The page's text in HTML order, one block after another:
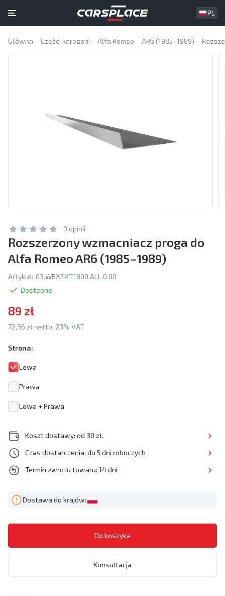
PL
Główna Części karoserii Alfa Romeo AR6 (1985–1989)
0 opinii
Rozszerzony wzmacniacz proga do
Alfa Romeo AR6 (1985–1989)
Artykuł: 03.WBXEXT1800.ALL.0.00
Dostępne
89 zł
72,36 zł netto, 23% VAT
Strona:
Lewa
Prawa
Lewa + Prawa
Koszt dostawy: od 30 zł.
Czas dostarczenia: do 5 dni roboczych
Termin zwrotu towaru: 14 dni
Dostawa do krajów:
Konsultacja